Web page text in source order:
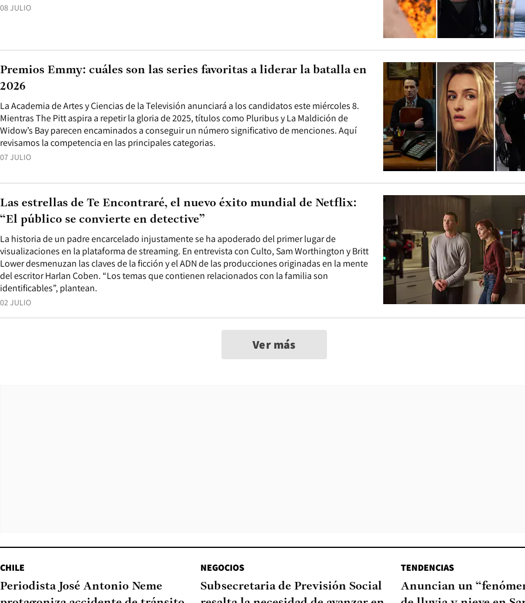
08 JULIO
07 JULIO
La Academia de Artes y Ciencias de la Televisión anunciará a los candidatos este miércoles 8.
Mientras The Pitt aspira a repetir la gloria de 2025, títulos como Pluribus y La Maldición de
Widow’s Bay parecen encaminados a conseguir un número significativo de menciones. Aquí
revisamos la competencia en las principales categorias.
Premios Emmy: cuáles son las series favoritas a liderar la batalla en
2026
02 JULIO
La historia de un padre encarcelado injustamente se ha apoderado del primer lugar de
visualizaciones en la plataforma de streaming. En entrevista con Culto, Sam Worthington y Britt
Lower desmenuzan las claves de la ficción y el ADN de las producciones originadas en la mente
del escritor Harlan Coben. “Los temas que contienen relacionados con la familia son
identificables”, plantean.
Las estrellas de Te Encontraré, el nuevo éxito mundial de Netflix:
“El público se convierte en detective”
Ver más
CHILE
Periodista José Antonio Neme
NEGOCIOS
Subsecretaria de Previsión Social
TENDENCIAS
Anuncian un